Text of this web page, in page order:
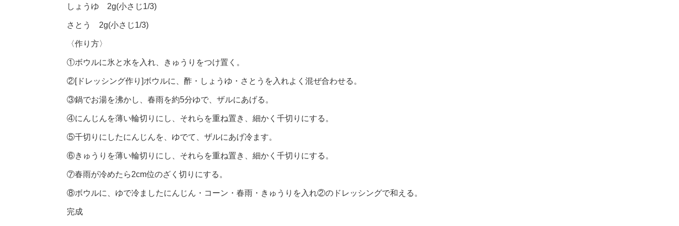
しょうゆ 2g(小さじ1/3)
さとう 2g(小さじ1/3)
〈作り方〉
①ボウルに氷と水を入れ、きゅうりをつけ置く。
②[ドレッシング作り]ボウルに、酢・しょうゆ・さとうを入れよく混ぜ合わせる。
③鍋でお湯を沸かし、春雨を約5分ゆで、ザルにあげる。
④にんじんを薄い輪切りにし、それらを重ね置き、細かく千切りにする。
⑤千切りにしたにんじんを、ゆでて、ザルにあげ冷ます。
⑥きゅうりを薄い輪切りにし、それらを重ね置き、細かく千切りにする。
⑦春雨が冷めたら2cm位のざく切りにする。
⑧ボウルに、ゆで冷ましたにんじん・コーン・春雨・きゅうりを入れ②のドレッシングで和える。
完成